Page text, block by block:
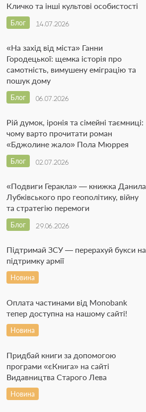
Кличко та інші культові особистості
14.07.2026
Блог
«На захід від міста» Ганни
Городецької: щемка історія про
самотність, вимушену еміграцію та
пошук дому
06.07.2026
Блог
Рій думок, іронія та сімейні таємниці:
чому варто прочитати роман
«Бджолине жало» Пола Мюррея
02.07.2026
Блог
«Подвиги Геракла» — книжка Данила
Лубківського про геополітику, війну
та стратегію перемоги
29.06.2026
Блог
Підтримай ЗСУ — перерахуй букси на
підтримку армії
Новина
Оплата частинами від Monobank
тепер доступна на нашому сайті!
Новина
Придбай книги за допомогою
програми «єКнига» на сайті
Видавництва Старого Лева
Новина